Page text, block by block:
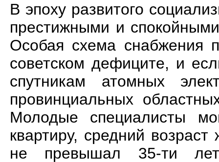
В эпоху развитого
престижными и
Особая схема снабжения
советском дефиците, и
спутникам атомных
провинциальных
Молодые специалисты
квартиру, средний
не превышал 35-ти